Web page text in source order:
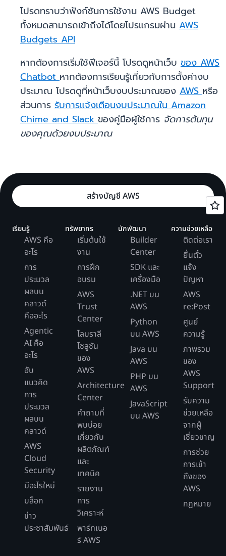
โปรดทราบว่าฟังก์ชันการใช้งาน AWS Budget
ทั้งหมดสามารถเข้าถึงได้โดยโปรแกรมผ่าน AWS
Budgets API
หากต้องการเริ่มใช้ฟีเจอร์นี้ โปรดดูหน้าเว็บ ของ AWS
Chatbotหากต้องการเรียนรู้เกี่ยวกับการตั้งค่างบ
ประมาณ โปรดดูที่หน้าเว็บงบประมาณของ AWSหรือ
ส่วนการ รับการแจ้งเตือนงบประมาณใน Amazon
Chime and Slackของคู่มือผู้ใช้การ จัดการต้นทุน
ของคุณด้วยงบประมาณ
สร้างบัญชี AWS
เรียนรู้
AWS คือ
อะไร
การ
ประมวล
ผลบน
คลาวด์
คืออะไร
Agentic
AI คือ
อะไร
ฮับ
แนวคิด
การ
ประมวล
ผลบน
คลาวด์
AWS
Cloud
Security
มีอะไรใหม่
บล็อก
ข่าว
ประชาสัมพันธ์
ทรัพยากร
เริ่มต้นใช้
งาน
การฝึก
อบรม
AWS
Trust
Center
ไลบราลี
โซลูชัน
ของ
AWS
Architecture
Center
คำถามที่
พบบ่อย
เกี่ยวกับ
ผลิตภัณฑ์
และ
เทคนิค
รายงาน
การ
วิเคราะห์
พาร์ทเนอ
ร์ AWS
นักพัฒนา
Builder
Center
SDK และ
เครื่องมือ
.NET บน
AWS
Python
บน AWS
Java บน
AWS
PHP บน
AWS
JavaScript
บน AWS
ความช่วยเหลือ
ติดต่อเรา
ยื่นตั๋ว
แจ้ง
ปัญหา
AWS
re:Post
ศูนย์
ความรู้
ภาพรวม
ของ
AWS
Support
รับความ
ช่วยเหลือ
จากผู้
เชี่ยวชาญ
การช่วย
การเข้า
ถึงของ
AWS
กฎหมาย